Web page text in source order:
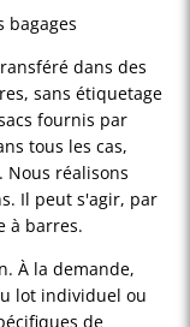
bagages
dans des
sans étiquetage
fournis par
tous les cas,
Nous réalisons
Il peut s'agir, par
à barres.
À la demande,
lot individuel ou
de